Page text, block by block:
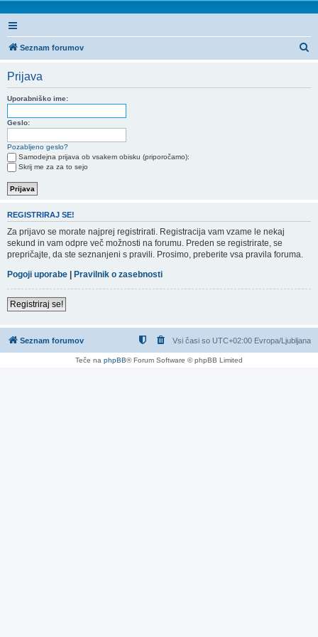
Seznam forumov
Prijava
Uporabniško ime:
Geslo:
Pozabljeno geslo?
Samodejna prijava ob vsakem obisku (priporočamo):
Skrij me za za to sejo
REGISTRIRAJ SE!
Za prijavo se morate najprej registrirati. Registracija vam vzame le nekaj
sekund in vam odpre več možnosti na forumu. Preden se registrirate, se
prepričajte, da ste seznanjeni s pravili. Prosimo, preberite vsa pravila foruma.
Pogoji uporabe | Pravilnik o zasebnosti
Registriraj se!
Seznam forumov Vsi časi so UTC+02:00 Evropa/Ljubljana
Teče na phpBB® Forum Software © phpBB Limited